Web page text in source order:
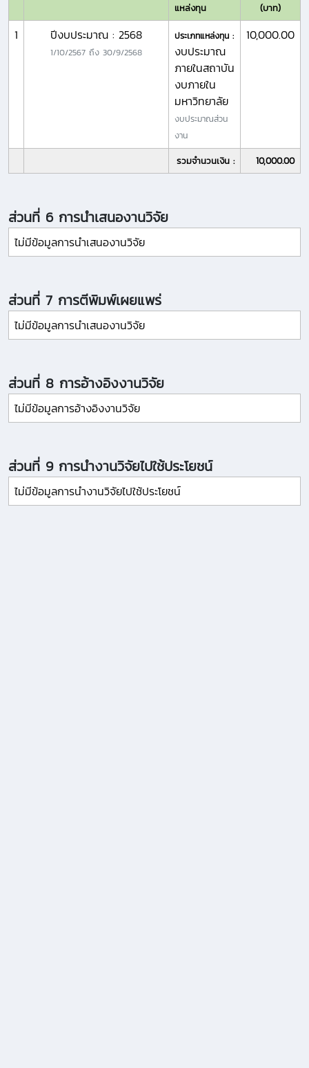
แหล่งทุน
(บาท)
1 ปีงบประมาณ : 2568
1/10/2567 ถึง 30/9/2568
ประเภทแหล่งทุน :
งบประมาณ
ภายในสถาบัน
งบภายใน
มหาวิทยาลัย
งบประมาณส่วน
งาน
10,000.00
รวมจำนวนเงิน : 10,000.00
ส่วนที่ 6 การนำเสนองานวิจัย
ไม่มีข้อมูลการนำเสนองานวิจัย
ส่วนที่ 7 การตีพิมพ์เผยแพร่
ไม่มีข้อมูลการนำเสนองานวิจัย
ส่วนที่ 8 การอ้างอิงงานวิจัย
ไม่มีข้อมูลการอ้างอิงงานวิจัย
ส่วนที่ 9 การนำงานวิจัยไปใช้ประโยชน์
ไม่มีข้อมูลการนำงานวิจัยไปใช้ประโยชน์